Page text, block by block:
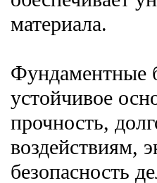
материала.
Фундаментные
устойчивое
прочность,
воздействиям,
безопасность